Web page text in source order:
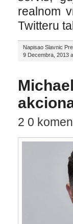
realnom
Twitteru
Napisao Slavnic
9 Decembra, 2013
2 0